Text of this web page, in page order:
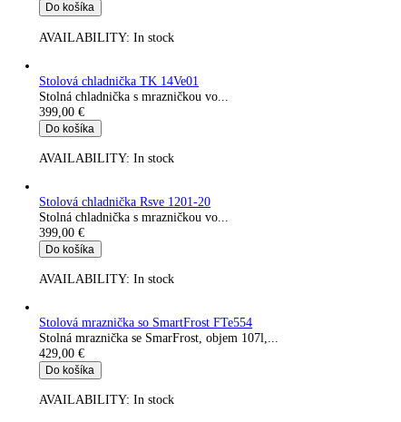
Do košíka
AVAILABILITY:In stock
Stolová mraznička so SmartFrost Fe 1414-20
Stolná mraznička se...
399,00€
Stolová chladnička TK 14Ve00
Stolná chladnička...
399,00€
Do košíka
Stolová chladnička TK 14Ve01
Stolná chladnička s mrazničkou vo...
399,00€